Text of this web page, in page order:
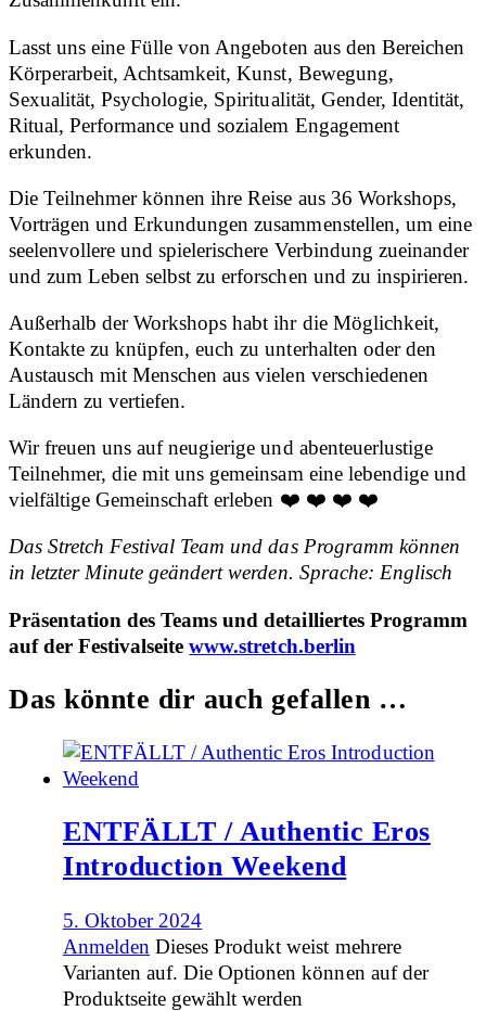
Lasst uns eine Fülle von Angeboten aus den Bereichen
Körperarbeit, Achtsamkeit, Kunst, Bewegung,
Sexualität, Psychologie, Spiritualität, Gender, Identität,
Ritual, Performance und sozialem Engagement
erkunden.
Die Teilnehmer können ihre Reise aus 36 Workshops,
Vorträgen und Erkundungen zusammenstellen, um eine
seelenvollere und spielerischere Verbindung zueinander
und zum Leben selbst zu erforschen und zu inspirieren.
Außerhalb der Workshops habt ihr die Möglichkeit,
Kontakte zu knüpfen, euch zu unterhalten oder den
Austausch mit Menschen aus vielen verschiedenen
Ländern zu vertiefen.
Wir freuen uns auf neugierige und abenteuerlustige
Teilnehmer, die mit uns gemeinsam eine lebendige und
vielfältige Gemeinschaft erleben ❤️ ❤️ ❤️ ❤️
Das Stretch Festival Team und das Programm können
in letzter Minute geändert werden. Sprache: Englisch
Präsentation des Teams und detailliertes Programm
auf der Festivalseitewww.stretch.berlin
Das könnte dir auch gefallen …
ENTFÄLLT / Authentic Eros
Introduction Weekend
5. Oktober 2024
Anmelden Dieses Produkt weist mehrere
Varianten auf. Die Optionen können auf der
Produktseite gewählt werden